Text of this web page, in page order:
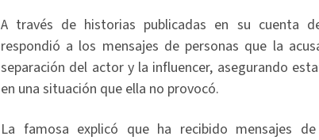
A través de historias publicadas en su cuenta
respondió a los mensajes de personas que la
separación del actor y la influencer, asegurando
en una situación que ella no provocó.
La famosa explicó que ha recibido mensajes